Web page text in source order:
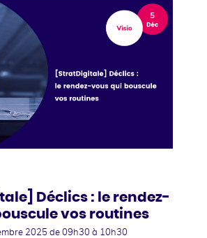
Déclics : le rendez-
vos routines
2025 de 09h30 à 10h30